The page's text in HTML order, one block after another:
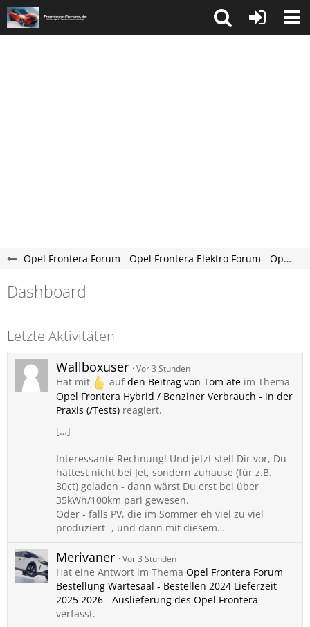
Opel Frontera Forum - Opel Frontera Elektro Forum - Opel Frontera C Forum
Dashboard
Letzte Aktivitäten
Wallboxuser Vor 3 Stunden
Hat mit aufden Beitrag von Tom ate im Thema
Opel Frontera Hybrid / Benziner Verbrauch - in der
Praxis (/Tests) reagiert.
[…]
Interessante Rechnung! Und jetzt stell Dir vor, Du
hättest nicht bei Jet, sondern zuhause (für z.B.
30ct) geladen - dann wärst Du erst bei über
35kWh/100km pari gewesen.
Oder - falls PV, die im Sommer eh viel zu viel
produziert -, und dann mit diesem…
Merivaner Vor 3 Stunden
Hat eine Antwort im Thema Opel Frontera Forum
Bestellung Wartesaal - Bestellen 2024 Lieferzeit
2025 2026 - Auslieferung des Opel Frontera
verfasst.